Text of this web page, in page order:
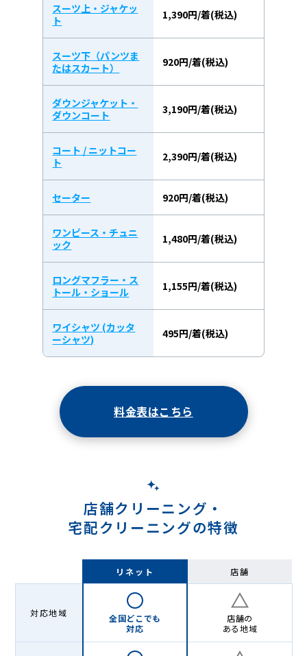
スーツ上・ジャケッ
ト
1,390円/着(税込)
スーツ下（パンツま
たはスカート）
920円/着(税込)
ダウンジャケット・
ダウンコート
3,190円/着(税込)
コート / ニットコー
ト
2,390円/着(税込)
セーター 920円/着(税込)
ワンピース・チュニ
ック
1,480円/着(税込)
ロングマフラー・ス
トール・ショール
1,155円/着(税込)
ワイシャツ (カッタ
ーシャツ)
495円/着(税込)
料金表はこちら
店舗クリーニング・
宅配クリーニングの特徴
リネット 店舗
対応地域
全国どこでも
対応
店舗の
ある地域